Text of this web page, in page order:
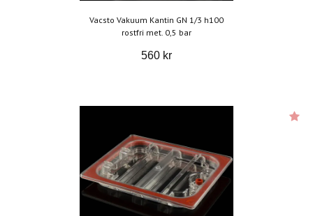
Vacsto Vakuum Kantin GN 1/3 h100
rostfri met. 0,5 bar
560 kr